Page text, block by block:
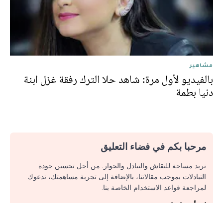
مشاهير
بالفيديو لأول مرة: شاهد حلا الترك رفقة غزل ابنة
دنيا بطمة
مرحبا بكم في فضاء التعليق
نريد مساحة للنقاش والتبادل والحوار. من أجل تحسين جودة
التبادلات بموجب مقالاتنا، بالإضافة إلى تجربة مساهمتك، ندعوك
لمراجعة قواعد الاستخدام الخاصة بنا.